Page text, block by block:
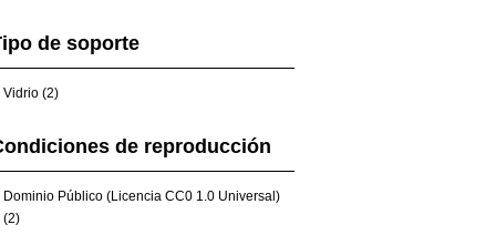
de soporte
Vidrio (2)
de reproducción
Dominio Público (Licencia CC0 1.0 Universal)
(2)